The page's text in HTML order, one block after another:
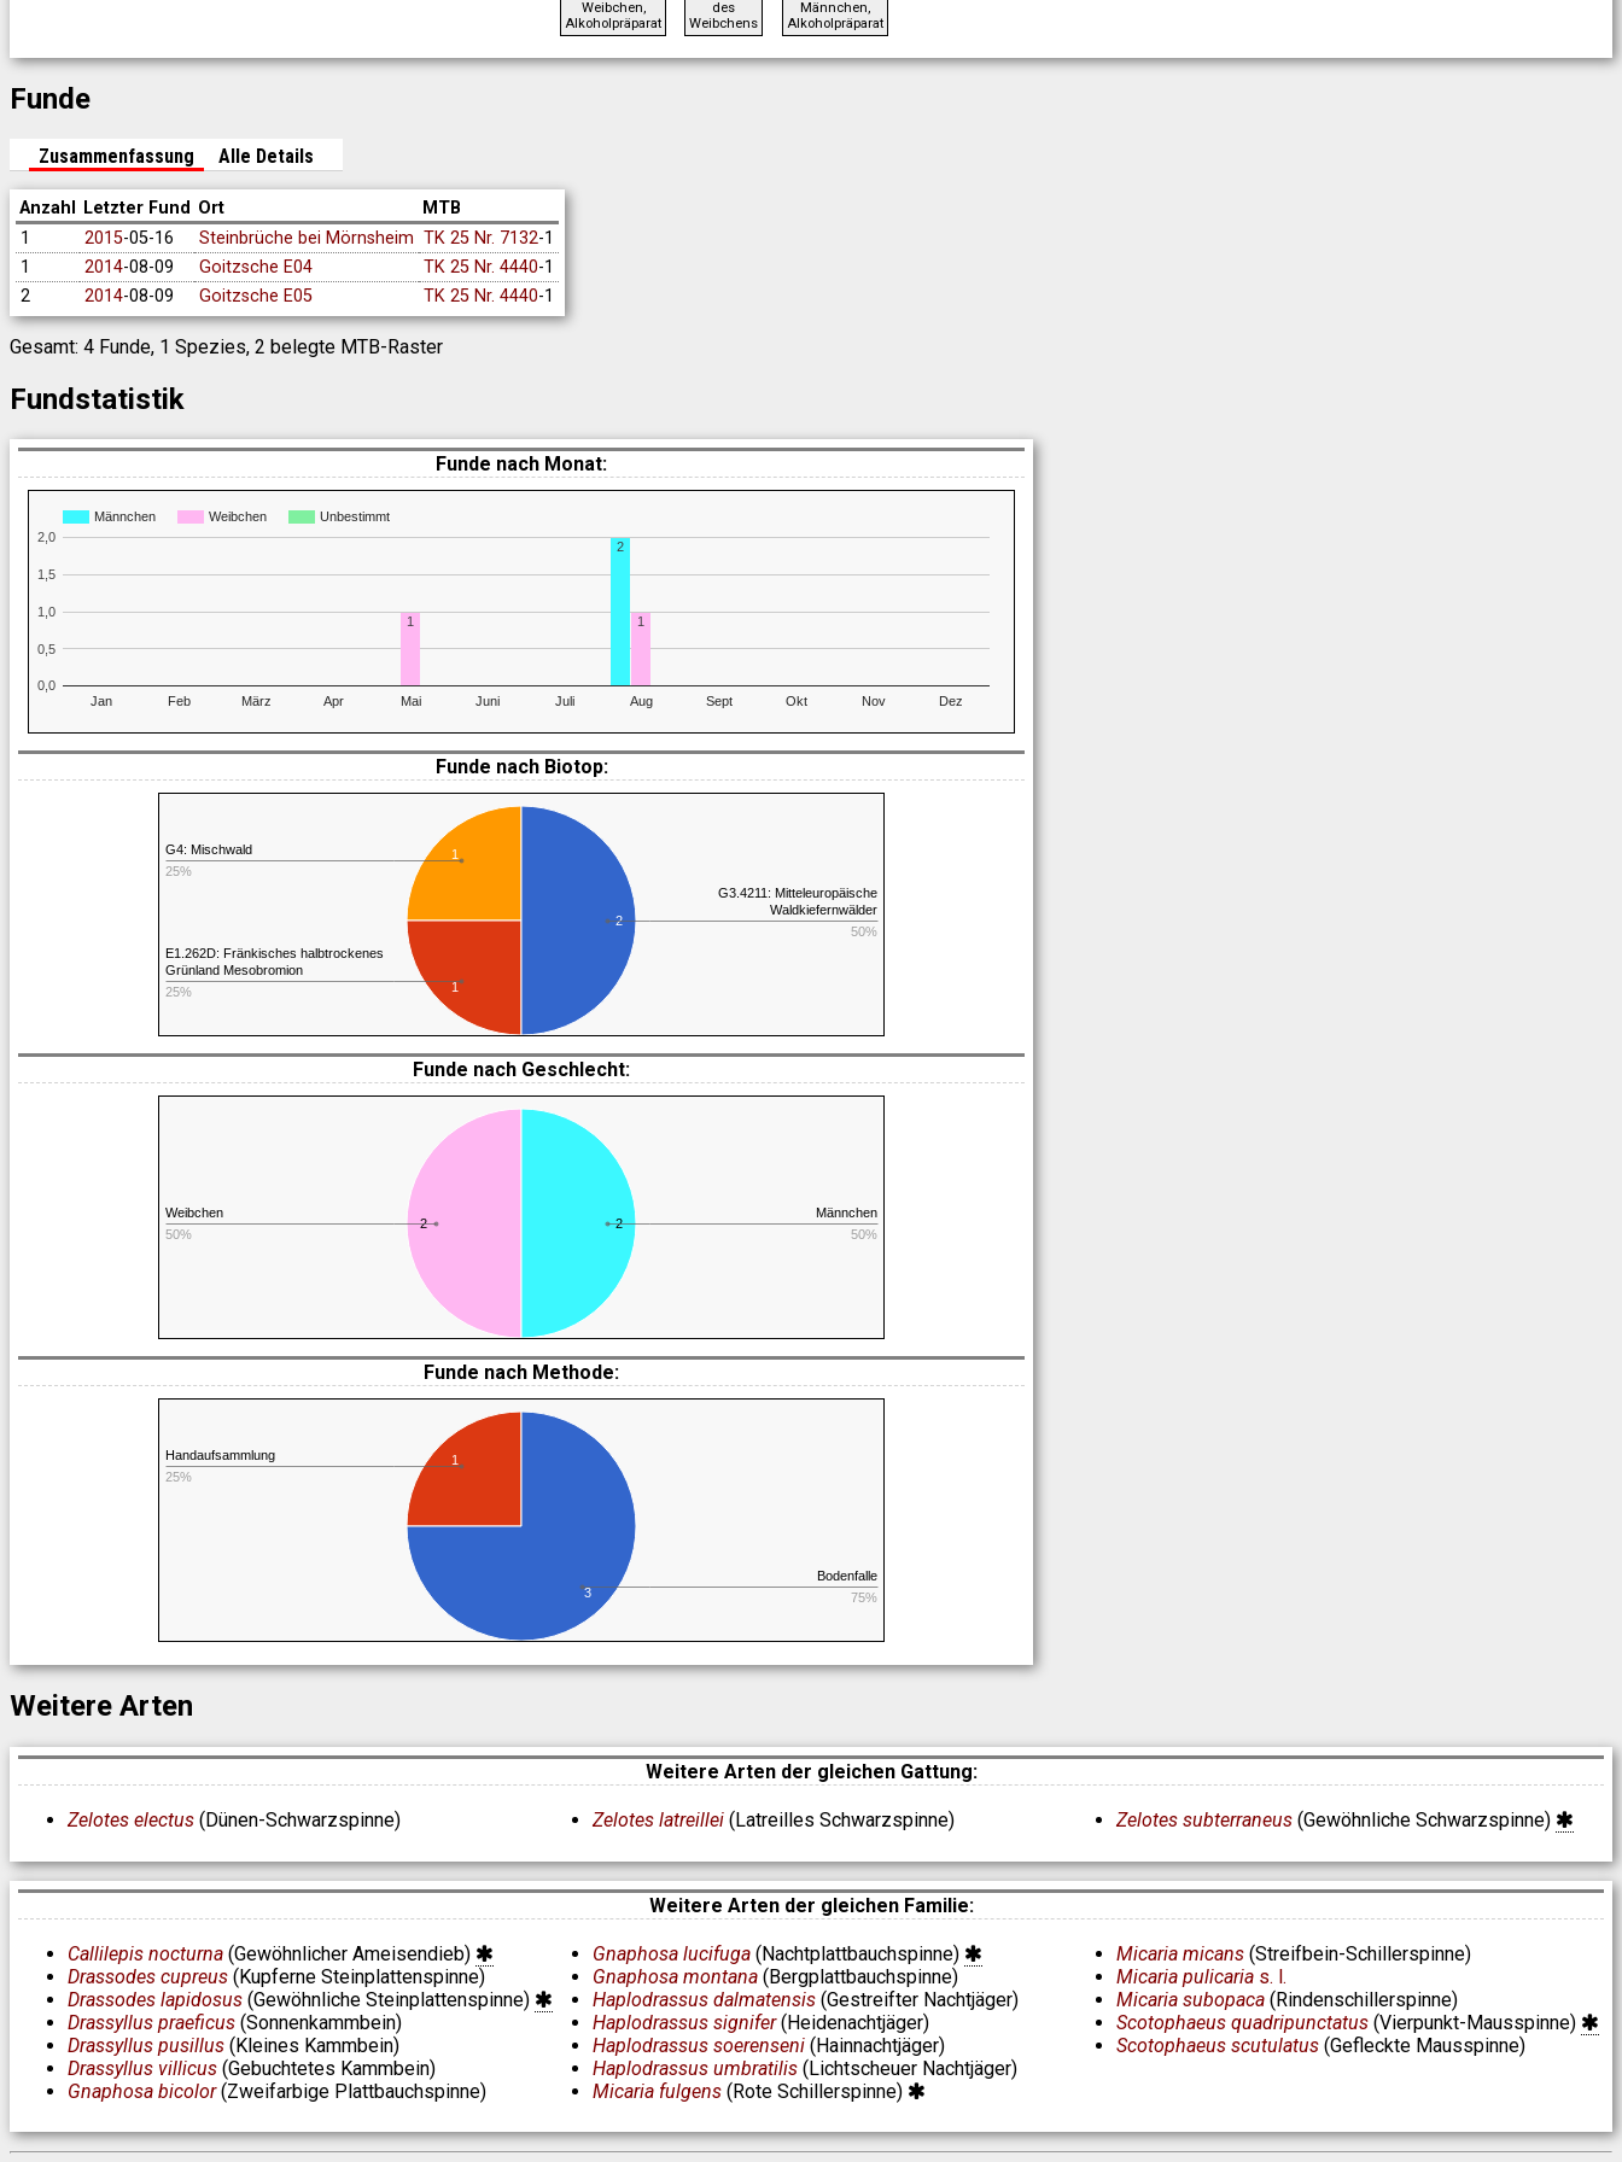
Weibchen,
Alkoholpräparat
des
Weibchens
Männchen,
Alkoholpräparat
Funde
Zusammenfassung Alle Details
Anzahl Letzter Fund Ort
MTB
1
2015-05-16 Steinbrüche bei Mörnsheim TK 25 Nr. 7132-1
1
2014-08-09 Goitzsche E04 TK 25 Nr. 4440-1
2
2014-08-09 Goitzsche E05 TK 25 Nr. 4440-1
Gesamt: 4 Funde, 1 Spezies, 2 belegte MTB-Raster
Fundstatistik
Funde nach Monat:
Männchen Weibchen Unbestimmt
Jan Feb März Apr Mai Juni Juli Aug Sept Okt Nov Dez
0,0
0,5
1,0
1,5
2,0
2
1 1
Funde nach Biotop:
1
1
2
G3.4211: Mitteleuropäische
Waldkiefernwälder
50%
E1.262D: Fränkisches halbtrockenes
Grünland Mesobromion
25%
G4: Mischwald
25%
Funde nach Geschlecht:
2 2
Männchen
50%
Weibchen
50%
Funde nach Methode:
1
3
Bodenfalle
75%
Handaufsammlung
25%
Weitere Arten
Weitere Arten der gleichen Gattung:
Zelotes electus (Dünen-Schwarzspinne) Zelotes latreillei(Latreilles Schwarzspinne) Zelotes subterraneus (Gewöhnliche Schwarzspinne)
Weitere Arten der gleichen Familie:
Callilepis nocturna (Gewöhnlicher Ameisendieb)
Drassodes cupreus (Kupferne Steinplattenspinne)
Drassodes lapidosus (Gewöhnliche Steinplattenspinne)
Drassyllus praeficus (Sonnenkammbein)
Drassyllus pusillus (Kleines Kammbein)
Drassyllus villicus (Gebuchtetes Kammbein)
Gnaphosa bicolor(Zweifarbige Plattbauchspinne)
Gnaphosa lucifuga(Nachtplattbauchspinne)
Gnaphosa montana(Bergplattbauchspinne)
Haplodrassus dalmatensis(Gestreifter Nachtjäger)
Haplodrassus signifer(Heidenachtjäger)
Haplodrassus soerenseni(Hainnachtjäger)
Haplodrassus umbratilis(Lichtscheuer Nachtjäger)
Micaria fulgens(Rote Schillerspinne)
Micaria micans (Streifbein-Schillerspinne)
Micaria pulicaria s. l.
Micaria subopaca (Rindenschillerspinne)
Scotophaeus quadripunctatus (Vierpunkt-Mausspinne)
Scotophaeus scutulatus (Gefleckte Mausspinne)